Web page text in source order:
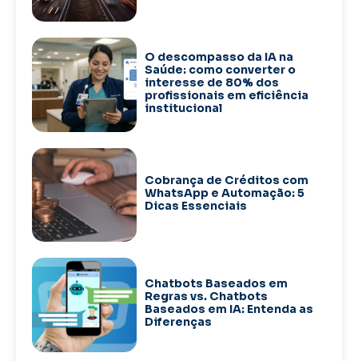
O descompasso da IA na
Saúde: como converter o
interesse de 80% dos
profissionais em eficiência
institucional
Cobrança de Créditos com
WhatsApp e Automação: 5
Dicas Essenciais
Chatbots Baseados em
Regras vs. Chatbots
Baseados em IA: Entenda as
Diferenças